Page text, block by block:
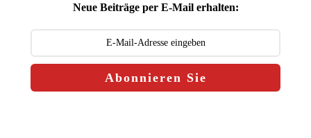
Neue Beiträge per E-Mail erhalten:
Abonnieren Sie